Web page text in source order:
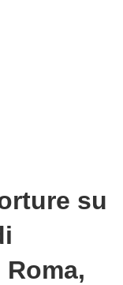
su